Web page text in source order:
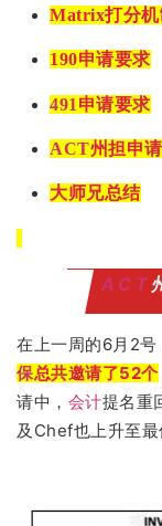
Matrix打分机
190申请要求
491 申请要求
ACT州担申
大师兄总结
ACT
在上一周的6月2号
保总共邀请了52个
请中， 会计提名重
及Chef也上升至最